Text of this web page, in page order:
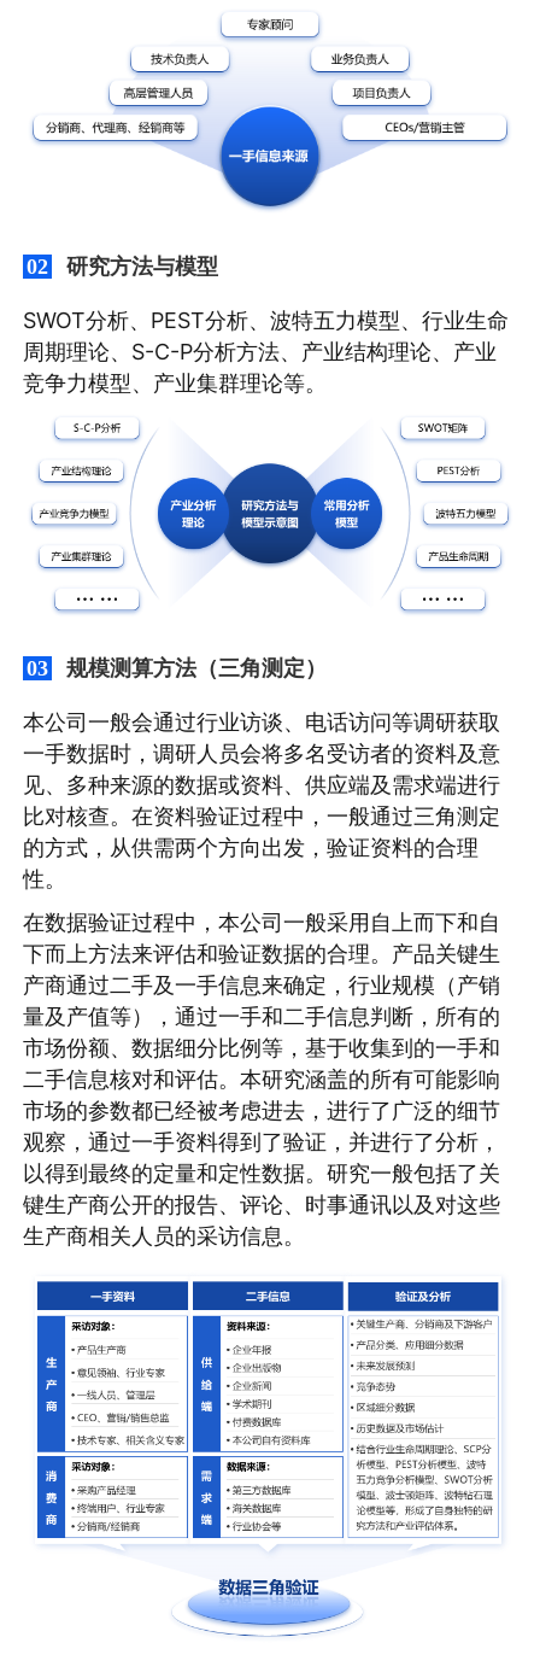
02 研究方法与模型
SWOT分析、PEST分析、波特五力模型、行业生命
周期理论、S-C-P分析方法、产业结构理论、产业
竞争力模型、产业集群理论等。
03 规模测算方法（三角测定）
本公司一般会通过行业访谈、电话访问等调研获取
一手数据时，调研人员会将多名受访者的资料及意
见、多种来源的数据或资料、供应端及需求端进行
比对核查。在资料验证过程中，一般通过三角测定
的方式，从供需两个方向出发，验证资料的合理
性。
在数据验证过程中，本公司一般采用自上而下和自
下而上方法来评估和验证数据的合理。产品关键生
产商通过二手及一手信息来确定，行业规模（产销
量及产值等），通过一手和二手信息判断，所有的
市场份额、数据细分比例等，基于收集到的一手和
二手信息核对和评估。本研究涵盖的所有可能影响
市场的参数都已经被考虑进去，进行了广泛的细节
观察，通过一手资料得到了验证，并进行了分析，
以得到最终的定量和定性数据。研究一般包括了关
键生产商公开的报告、评论、时事通讯以及对这些
生产商相关人员的采访信息。